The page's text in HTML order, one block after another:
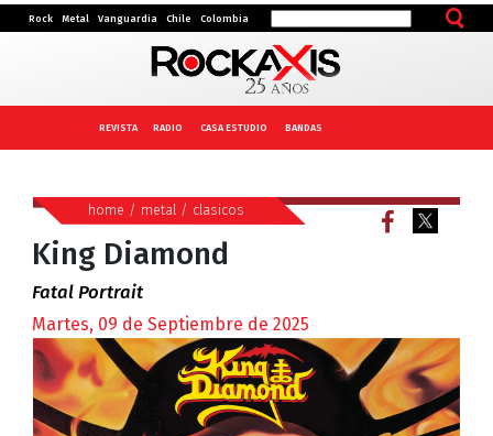
Rock Metal Vanguardia Chile Colombia
REVISTA RADIO CASA ESTUDIO BANDAS
home / metal/ clasicos
King Diamond
Fatal Portrait
Martes, 09 de Septiembre de 2025